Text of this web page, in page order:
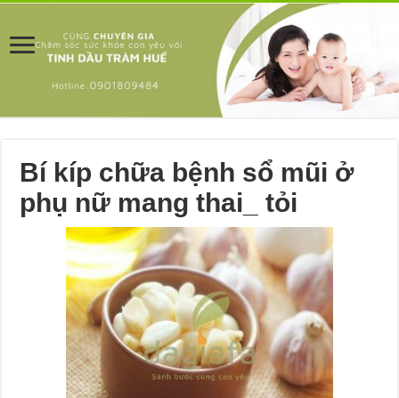
Bí kíp chữa bệnh sổ mũi ở
phụ nữ mang thai_ tỏi